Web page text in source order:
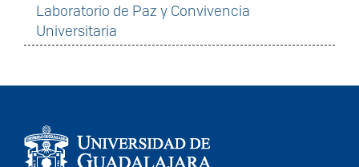
Laboratorio de Paz y Convivencia
Universitaria
Información del
portal